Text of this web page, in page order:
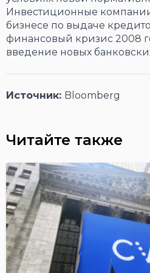
Инвестиционные
бизнесе по выдаче
финансовый кризис 2008
введение новых
Источник: Bloomberg
Читайте также